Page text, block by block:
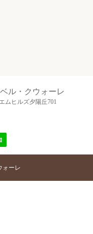
ル・クウォーレ
ムヒルズ夕陽丘701
ォーレ